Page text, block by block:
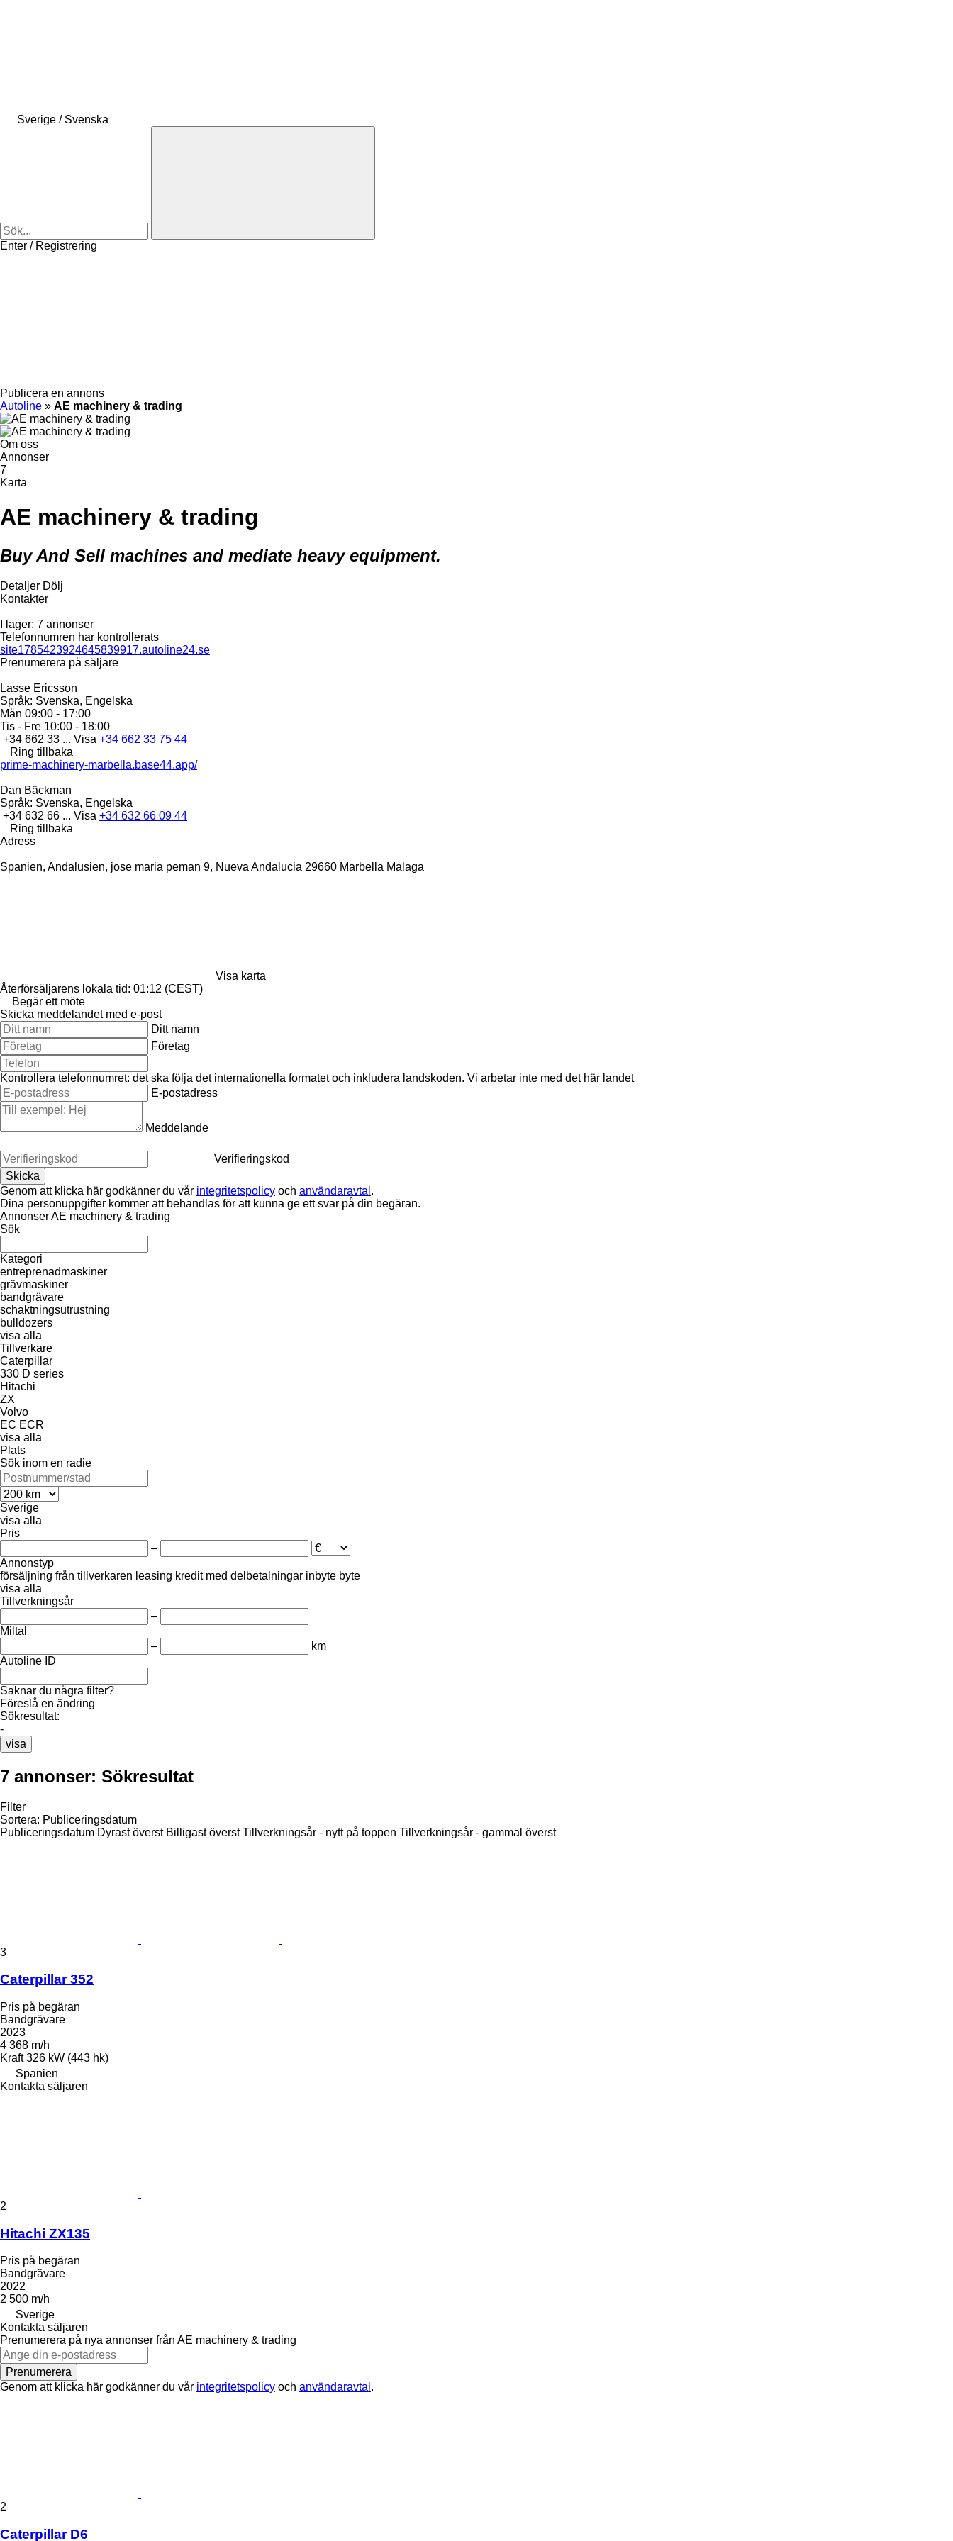
Sverige / Svenska
Enter / Registrering
Publicera en annons
Autoline » AE machinery & trading
Om oss
Annonser
7
Karta
AE machinery & trading
Buy And Sell machines and mediate heavy equipment.
Detaljer Dölj
Kontakter
I lager: 7 annonser
Telefonnumren har kontrollerats
site1785423924645839917.autoline24.se
Prenumerera på säljare
Lasse Ericsson
Språk: Svenska, Engelska
Mån 09:00 - 17:00
Tis - Fre 10:00 - 18:00
+34 662 33 ... Visa +34 662 33 75 44
Ring tillbaka
prime-machinery-marbella.base44.app/
Dan Bäckman
Språk: Svenska, Engelska
+34 632 66 ... Visa +34 632 66 09 44
Ring tillbaka
Adress
Spanien, Andalusien, jose maria peman 9, Nueva Andalucia 29660 Marbella Malaga
Visa karta
Återförsäljarens lokala tid: 01:12 (CEST)
Begär ett möte
Skicka meddelandet med e-post
Ditt namn
Företag
Kontrollera telefonnumret: det ska följa det internationella formatet och inkludera landskoden. Vi arbetar inte med det här landet
E-postadress
Meddelande
Verifieringskod
Genom att klicka här godkänner du vår integritetspolicy och användaravtal .
Dina personuppgifter kommer att behandlas för att kunna ge ett svar på din begäran.
Annonser AE machinery & trading
Sök
Kategori
entreprenadmaskiner
grävmaskiner
bandgrävare
schaktningsutrustning
bulldozers
visa alla
Tillverkare
Caterpillar
330 D series
Hitachi
ZX
Volvo
EC ECR
visa alla
Plats
Sök inom en radie
Sverige
visa alla
Pris
–
Annonstyp
försäljning från tillverkaren leasing kredit med delbetalningar inbyte byte
visa alla
Tillverkningsår
–
Miltal
–
km
Autoline ID
Saknar du några filter?
Föreslå en ändring
Sökresultat:
-
visa
7 annonser: Sökresultat
Filter
Sortera: Publiceringsdatum
Publiceringsdatum Dyrast överst Billigast överst Tillverkningsår - nytt på toppen Tillverkningsår - gammal överst
3
Caterpillar 352
Pris på begäran
Bandgrävare
2023
4 368 m/h
Kraft 326 kW (443 hk)
Spanien
Kontakta säljaren
2
Hitachi ZX135
Pris på begäran
Bandgrävare
2022
2 500 m/h
Sverige
Kontakta säljaren
Prenumerera på nya annonser från AE machinery & trading
Prenumerera
Genom att klicka här godkänner du vår integritetspolicy och användaravtal .
2
Caterpillar D6